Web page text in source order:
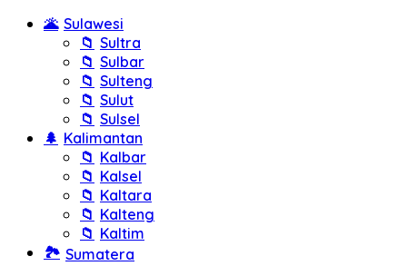
🌋 Sulawesi
📁 Sultra
📁 Sulbar
📁 Sulteng
📁 Sulut
📁 Sulsel
🌲 Kalimantan
📁 Kalbar
📁 Kalsel
📁 Kaltara
📁 Kalteng
📁 Kaltim
🏞️ Sumatera